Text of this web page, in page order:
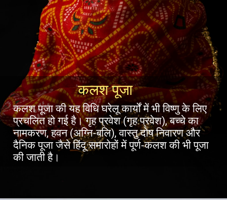
कलश पूजा
कलश पूजा की यह विधि घरेलू कार्यों में भी विष्णु के लिए
प्रचलित हो गई है। गृह प्रवेश (गृह प्रवेश), बच्चे का
नामकरण, हवन (अग्नि-बलि), वास्तु दोष निवारण और
दैनिक पूजा जैसे हिंदू समारोहों में पूर्ण-कलश की भी पूजा
की जाती है।